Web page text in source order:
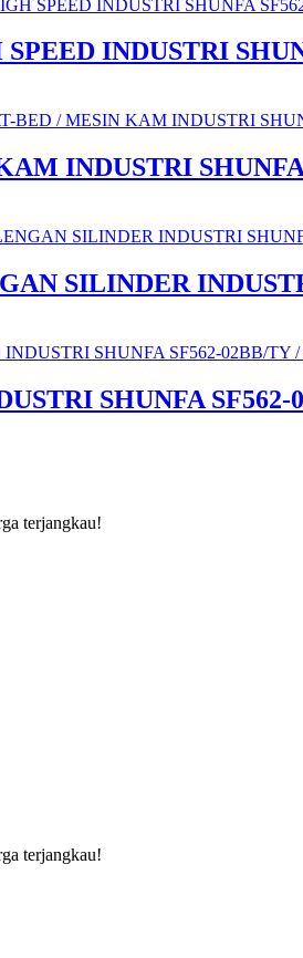
INDUSTRI
INDUSTRI
SILINDER
SHUNFA SF562-
terjangkau!
terjangkau!